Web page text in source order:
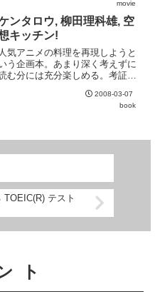
ゴードンあたりが限界か。字幕は
当な意訳でごまかしていたが、
くここまで仕上げたものだと
...
movie
ンタロウ, 柳田理科雄, 空
キッチン!
人気アニメの料理を再現しようと
う企画本。あまり深く考えずに
む分には充分楽しめる。考証担
2008-03-07
book
テスト
ト